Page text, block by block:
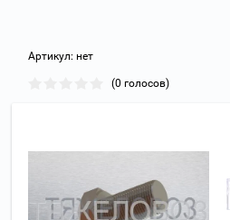
Артикул: нет
(0 голосов)